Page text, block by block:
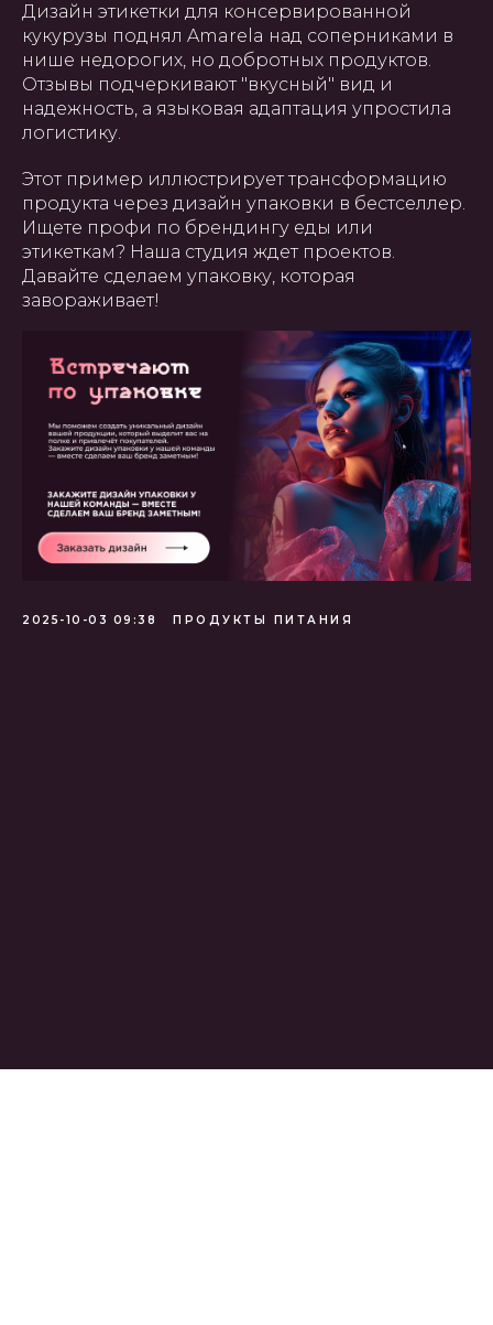
Дизайн этикетки для консервированной
кукурузы поднял Amarela над соперниками в
нише недорогих, но добротных продуктов.
Отзывы подчеркивают "вкусный" вид и
надежность, а языковая адаптация упростила
логистику.
Этот пример иллюстрирует трансформацию
продукта через дизайн упаковки в бестселлер.
Ищете профи по брендингу еды или
этикеткам? Наша студия ждет проектов.
Давайте сделаем упаковку, которая
завораживает!
2025-10-03 09:38 ПРОДУКТЫ ПИТАНИЯ